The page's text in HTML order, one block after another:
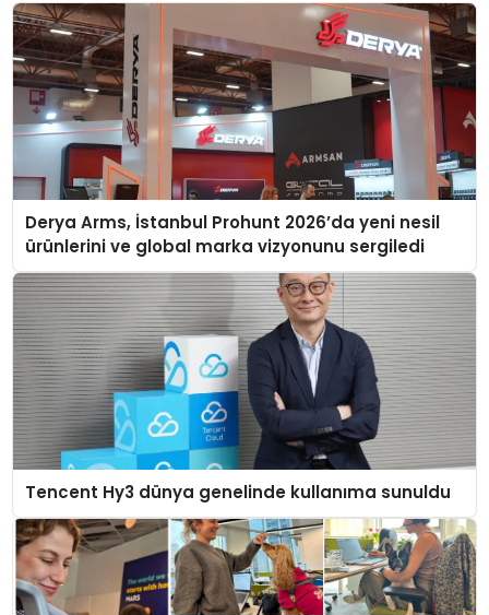
Derya Arms, İstanbul Prohunt 2026’da yeni nesil
ürünlerini ve global marka vizyonunu sergiledi
Tencent Hy3 dünya genelinde kullanıma sunuldu